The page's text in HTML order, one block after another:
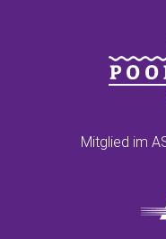
Mitglied im